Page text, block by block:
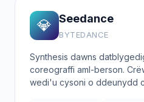
💎 Seedance
BYTEDANCE
Synthesis dawns
coreograffi aml-berson.
wedi'u cysoni o ddeunydd